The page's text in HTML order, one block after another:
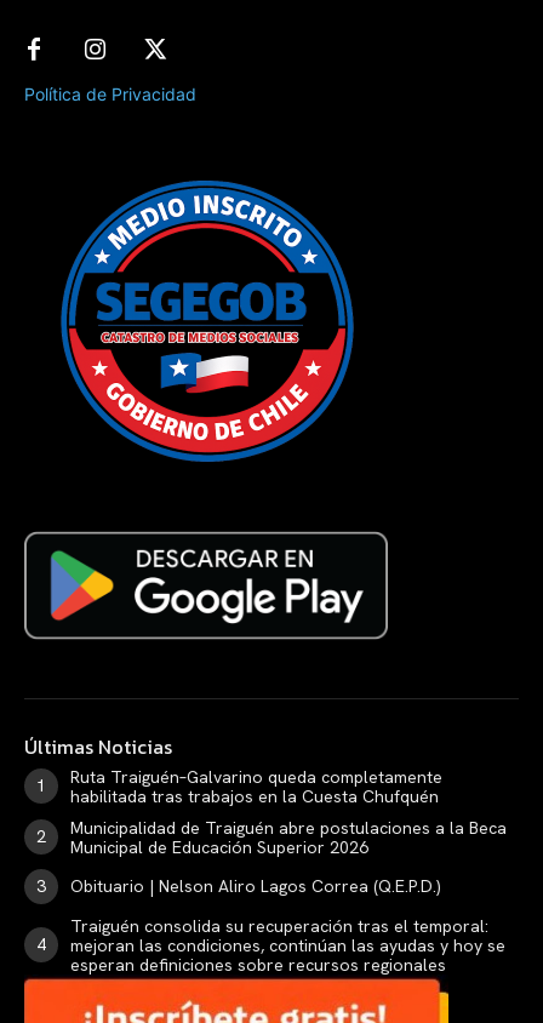
Política de Privacidad
Últimas Noticias
Ruta Traiguén–Galvarino queda completamente
habilitada tras trabajos en la Cuesta Chufquén
Municipalidad de Traiguén abre postulaciones a la Beca
Municipal de Educación Superior 2026
Obituario | Nelson Aliro Lagos Correa (Q.E.P.D.)
Traiguén consolida su recuperación tras el temporal:
mejoran las condiciones, continúan las ayudas y hoy se
esperan definiciones sobre recursos regionales